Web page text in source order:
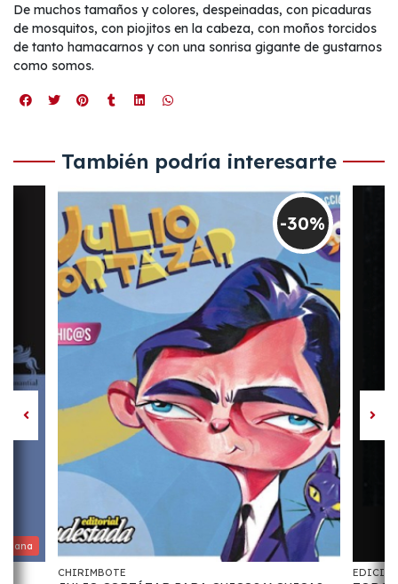
De muchos tamaños y colores, despeinadas, con picaduras
de mosquitos, con piojitos en la cabeza, con moños torcidos
de tanto hamacarnos y con una sonrisa gigante de gustarnos
como somos.
También podría interesarte
Diana
-30%
CHIRIMBOTE